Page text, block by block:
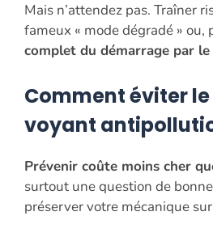
Mais n’attendez pas. Traîner
fameux « mode dégradé » ou,
complet du démarrage par
Comment éviter
voyant
Prévenir coûte moins cher
surtout une question de
préserver votre mécanique